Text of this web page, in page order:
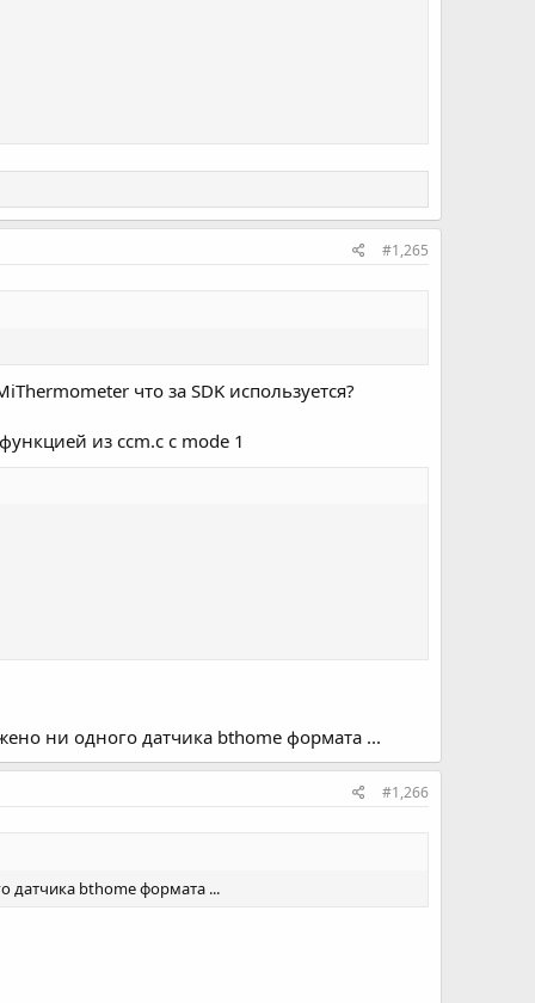
#1,265
что за SDK используется?
из ccm.c c mode 1
ни одного датчика bthome формата ...
#1,266
датчика bthome формата ...